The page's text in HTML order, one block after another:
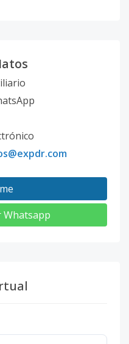
Whatsapp